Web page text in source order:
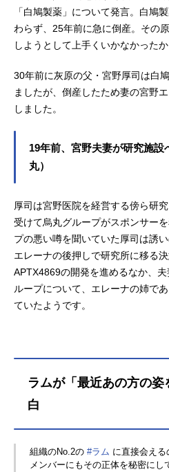
「白鳩製薬」について発言。白鳩
わらず、25年前に急に倒産。その
しようとして上手くいかなかったか
30年前に灰原の父・宮野厚司は白
ましたが、倒産したため妻の宮野
しました。
19年前、宮野夫妻が研究施
丸）
厚司は宮野医院を経営する傍ら研
受けて烏丸グループがスポンサー
プの悪い噂を聞いていた厚司は誘
エレーナの後押しで研究所に移る
APTX4869の開発を進めるなか、
ループについて、エレーナの姉で
ていたようです。
ラムが「最近あの方の
白
組織のNo.2の #ラム に直接会え
メンバーにもその正体を秘密に